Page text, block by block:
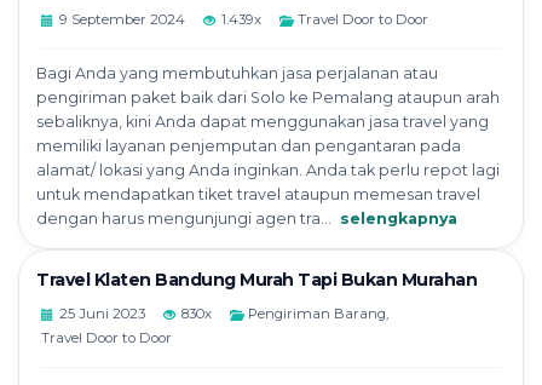
9 September 2024 1.439x Travel Door to Door
Bagi Anda yang membutuhkan jasa perjalanan atau
pengiriman paket baik dari Solo ke Pemalang ataupun arah
sebaliknya, kini Anda dapat menggunakan jasa travel yang
memiliki layanan penjemputan dan pengantaran pada
alamat/ lokasi yang Anda inginkan. Anda tak perlu repot lagi
untuk mendapatkan tiket travel ataupun memesan travel
dengan harus mengunjungi agen tra... selengkapnya
Travel Klaten Bandung Murah Tapi Bukan Murahan
25 Juni 2023 830x Pengiriman Barang,
Travel Door to Door